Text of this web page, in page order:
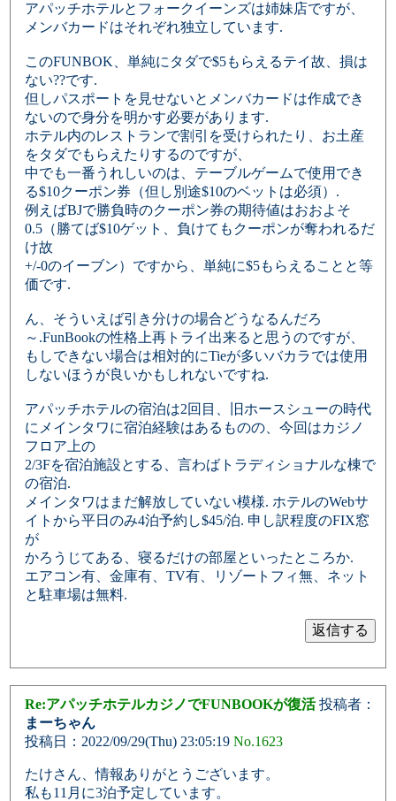
アパッチホテルとフォークイーンズは姉妹店ですが、
メンバカードはそれぞれ独立しています.
このFUNBOK、単純にタダで$5もらえるテイ故、損は
ない??です.
但しパスポートを見せないとメンバカードは作成でき
ないので身分を明かす必要があります.
ホテル内のレストランで割引を受けられたり、お土産
をタダでもらえたりするのですが、
中でも一番うれしいのは、テーブルゲームで使用でき
る$10クーポン券（但し別途$10のベットは必須）.
例えばBJで勝負時のクーポン券の期待値はおおよそ
0.5（勝てば$10ゲット、負けてもクーポンが奪われるだ
け故
+/-0のイーブン）ですから、単純に$5もらえることと等
価です.
ん、そういえば引き分けの場合どうなるんだろ
～.FunBookの性格上再トライ出来ると思うのですが、
もしできない場合は相対的にTieが多いバカラでは使用
しないほうが良いかもしれないですね.
アパッチホテルの宿泊は2回目、旧ホースシューの時代
にメインタワに宿泊経験はあるものの、今回はカジノ
フロア上の
2/3Fを宿泊施設とする、言わばトラディショナルな棟で
の宿泊.
メインタワはまだ解放していない模様. ホテルのWebサ
イトから平日のみ4泊予約し$45/泊. 申し訳程度のFIX窓
が
かろうじてある、寝るだけの部屋といったところか.
エアコン有、金庫有、TV有、リゾートフィ無、ネット
と駐車場は無料.
Re:アパッチホテルカジノでFUNBOOKが復活投稿者：
まーちゃん
投稿日：2022/09/29(Thu) 23:05:19 No.1623
たけさん、情報ありがとうございます。
私も11月に3泊予定しています。